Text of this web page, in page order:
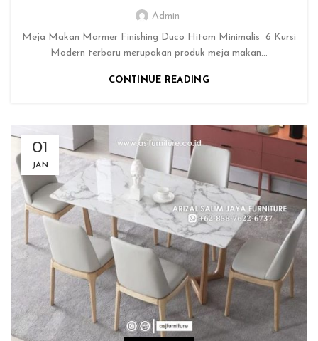
Admin
Meja Makan Marmer Finishing Duco Hitam Minimalis 6 Kursi
Modern terbaru merupakan produk meja makan...
CONTINUE READING
01
JAN